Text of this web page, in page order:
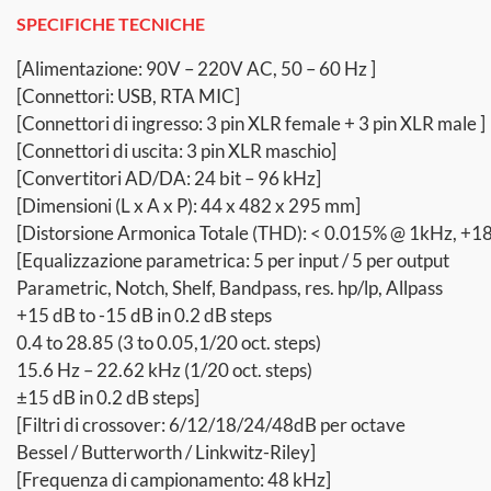
SPECIFICHE TECNICHE
[Alimentazione: 90V – 220V AC, 50 – 60 Hz ]
[Connettori: USB, RTA MIC]
[Connettori di ingresso: 3 pin XLR female + 3 pin XLR male ]
[Connettori di uscita: 3 pin XLR maschio]
[Convertitori AD/DA: 24 bit – 96 kHz]
[Dimensioni (L x A x P): 44 x 482 x 295 mm]
[Distorsione Armonica Totale (THD): < 0.015% @ 1kHz,
[Equalizzazione parametrica: 5 per input / 5 per output
Parametric, Notch, Shelf, Bandpass, res. hp/lp, Allpass
+15 dB to -15 dB in 0.2 dB steps
0.4 to 28.85 (3 to 0.05,1/20 oct. steps)
15.6 Hz – 22.62 kHz (1/20 oct. steps)
±15 dB in 0.2 dB steps]
[Filtri di crossover: 6/12/18/24/48dB per octave
Bessel / Butterworth / Linkwitz-Riley]
[Frequenza di campionamento: 48 kHz]